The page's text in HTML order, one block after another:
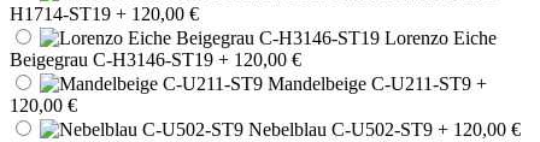
H1714-ST19 + 120,00 €
Lorenzo Eiche
Beigegrau C-H3146-ST19 + 120,00 €
Mandelbeige C-U211-ST9 +
120,00 €
Nebelblau C-U502-ST9 + 120,00 €